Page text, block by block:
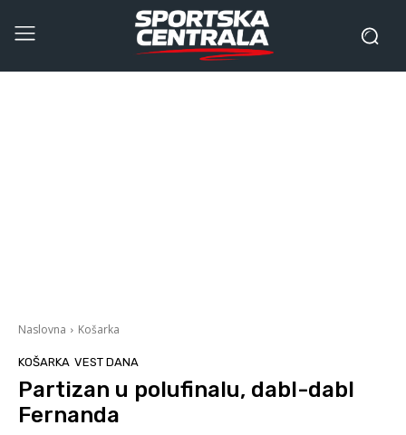
Naslovna Košarka
KOŠARKA VEST DANA
Partizan u polufinalu, dabl-dabl
Fernanda